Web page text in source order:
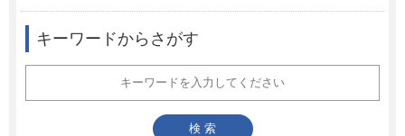
キーワードからさがす